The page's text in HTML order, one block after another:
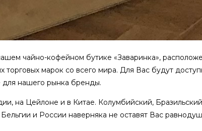
чайно-кофейном бутике «Заваринка»,
марок со всего мира. Для Вас будут
нашего рынка бренды.
на Цейлоне и в Китае. Колумбийский,
и России наверняка не оставят Вас